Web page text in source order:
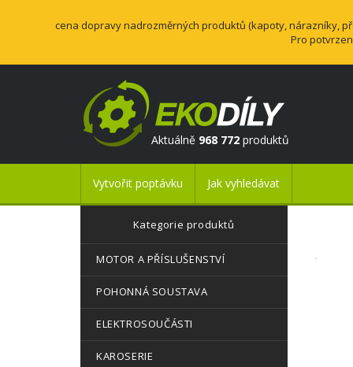
cena dopravy nadrozměrných produktů (kapoty, nárazníky,
Pro
Aktuálně 968 772 produktů
Vytvořit poptávku Jak vyhledávat
Kategorie produktů
MOTOR A PŘÍSLUŠENSTVÍ
POHONNÁ SOUSTAVA
ELEKTROSOUČÁSTI
KAROSERIE